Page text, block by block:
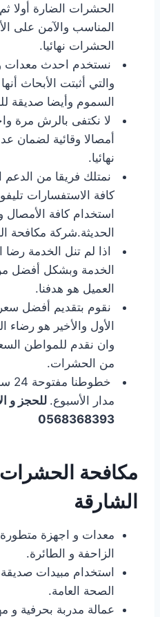
الحشرات الضارة أولا
المناسب والآمن على
الحشرات نهائيا.
نستخدم احدث معدات
والتي أثبتت الأبحاث
السموم وأيضا صديقة
لا نكتفى بالرش مرة
أمصالا وقائية لضمان
نهائيا.
نمتلك فريقا من الدعم
كافة الاستفسارات
استخدام كافة
الحديثة.شركة مكافحة
اذا لم تنل الخدمة رضا
الخدمة وبشكل أفضل
العميل هو هدفنا.
نقوم بتقديم أفضل
الأول والأخير هو رضاء
وان نقدم للمواطن
من الحشرات.
مدار الأسبوع. للحجز و
0568368393
مكافحة
الشارقة
معدات و اجهزة
الزاحفة و الطائرة.
استخدام مبيدات صديقة
الصحة العامة.
عمالة مدربة بحرفية و